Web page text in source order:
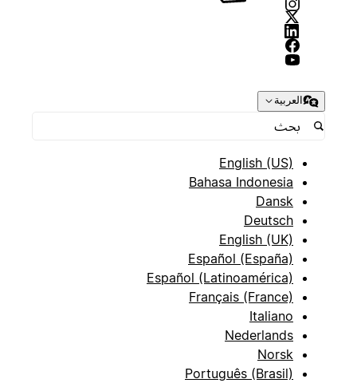
العربية
English (US)
Bahasa Indonesia
Dansk
Deutsch
English (UK)
Español (España)
Español (Latinoamérica)
Français (France)
Italiano
Nederlands
Norsk
Português (Brasil)